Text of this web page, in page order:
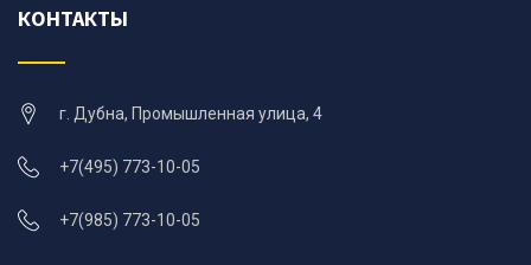
КОНТАКТЫ
г. Дубна, Промышленная улица, 4
+7(495) 773-10-05
+7(985) 773-10-05